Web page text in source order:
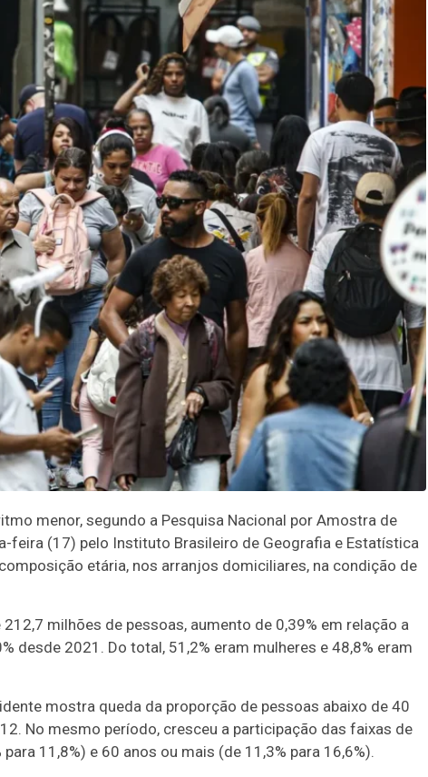
menor, segundo a Pesquisa Nacional por Amostra de
feira (17) pelo Instituto Brasileiro de Geografia e Estatística
etária, nos arranjos domiciliares, na condição de
milhões de pessoas, aumento de 0,39% em relação a
desde 2021. Do total, 51,2% eram mulheres e 48,8% eram
mostra queda da proporção de pessoas abaixo de 40
No mesmo período, cresceu a participação das faixas de
11,8%) e 60 anos ou mais (de 11,3% para 16,6%).